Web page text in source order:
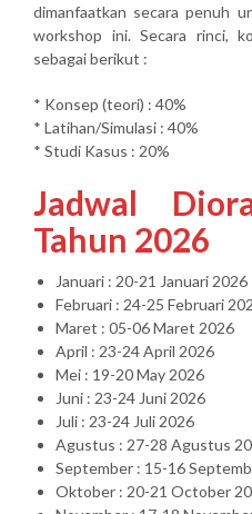
dimanfaatkan secara penuh
workshop ini. Secara rinci,
sebagai berikut :
* Konsep (teori) : 40%
* Latihan/Simulasi : 40%
* Studi Kasus : 20%
Jadwal
Tahun 2026
Januari : 20-21 Januari 2026
Februari : 24-25 Februari
Maret : 05-06 Maret 2026
April : 23-24 April 2026
Mei : 19-20 May 2026
Juni : 23-24 Juni 2026
Juli : 23-24 Juli 2026
Agustus : 27-28 Agustus
September : 15-16
Oktober : 20-21 October